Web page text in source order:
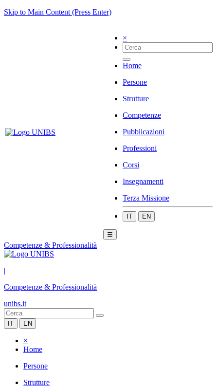
Skip to Main Content (Press Enter)
×
Home
Persone
Strutture
Competenze
Pubblicazioni
Professioni
Corsi
Insegnamenti
Terza Missione
IT EN
☰
Competenze & Professionalità
|
Competenze & Professionalità
unibs.it
IT EN
×
Home
Persone
Strutture